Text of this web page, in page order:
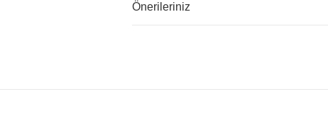
Önerileriniz